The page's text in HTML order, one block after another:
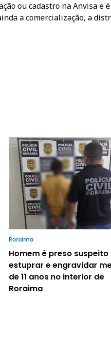
ou cadastro na Anvisa e
a comercialização, a
Roraima
Homem é preso suspeito
estuprar e engravidar
de 11 anos no interior de
Roraima